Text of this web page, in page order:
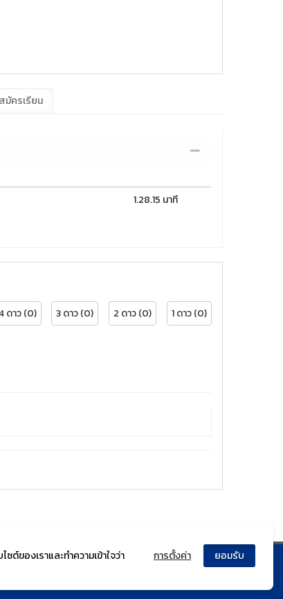
มัครเรียน
1.28.15 นาที
ดาว (0) 3 ดาว (0) 2 ดาว (0) 1 ดาว (0)
ของเราและทำความเข้าใจว่า
การตั้งค่า